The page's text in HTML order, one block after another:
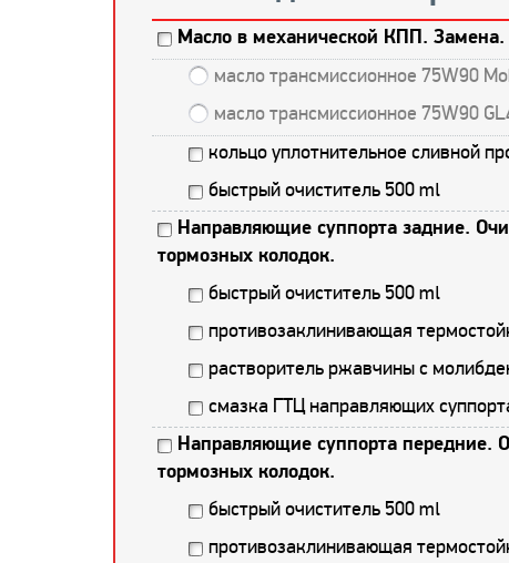
Масло в механической КПП. Замена.
масло трансмиссионное 75W90
масло трансмиссионное 75W90
кольцо уплотнительное сливной
быстрый очиститель 500 ml
Направляющие суппорта задние.
тормозных колодок.
быстрый очиститель 500 ml
противозаклинивающая
растворитель ржавчины с
смазка ГТЦ направляющих
Направляющие суппорта передние.
тормозных колодок.
быстрый очиститель 500 ml
противозаклинивающая